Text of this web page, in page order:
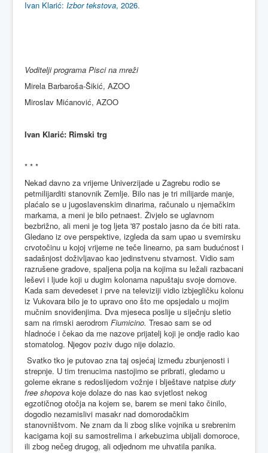
Ivan Klarić: Izbor tekstova, 2026.
Voditelji programa Pisci na mreži
Mirela Barbaroša-Šikić, AZOO
Miroslav Mićanović, AZOO
Ivan Klarić: Rimski trg
* * *
Nekad davno za vrijeme Univerzijade u Zagrebu rodio se
petmilijarditi stanovnik Zemlje. Bilo nas je tri milijarde manje,
plaćalo se u jugoslavenskim dinarima, računalo u njemačkim
markama, a meni je bilo petnaest. Živjelo se uglavnom
bezbrižno, ali meni je tog ljeta '87 postalo jasno da će biti rata.
Gledano iz ove perspektive, izgleda da sam upao u svemirsku
crvotočinu u kojoj vrijeme ne teče linearno, pa sam budućnost i
sadašnjost doživljavao kao jedinstvenu stvarnost. Vidio sam
razrušene gradove, spaljena polja na kojima su ležali razbacani
leševi i ljude koji u dugim kolonama napuštaju svoje domove.
Kada sam devedeset i prve na televiziji vidio izbjegličku kolonu
iz Vukovara bilo je to upravo ono što me opsjedalo u mojim
mučnim snoviđenjima. Dva mjeseca poslije u siječnju sletio
sam na rimski aerodrom Fiumicino. Tresao sam se od
hladnoće i čekao da me nazove prijatelj koji je ondje radio kao
stomatolog. Njegov poziv dugo nije dolazio.
Svatko tko je putovao zna taj osjećaj između zbunjenosti i
strepnje. U tim trenucima nastojimo se pribrati, gledamo u
goleme ekrane s redoslijedom vožnje i blještave natpise duty
free shopova koje dolaze do nas kao svjetlost nekog
egzotičnog otočja na kojem se, barem se meni tako činilo,
dogodio nezamislivi masakr nad domorodačkim
stanovništvom. Ne znam da li zbog slike vojnika u srebrenim
kacigama koji su samostrelima i arkebuzima ubijali domoroce,
ili zbog nečeg drugog, ali odjednom me uhvatila panika.